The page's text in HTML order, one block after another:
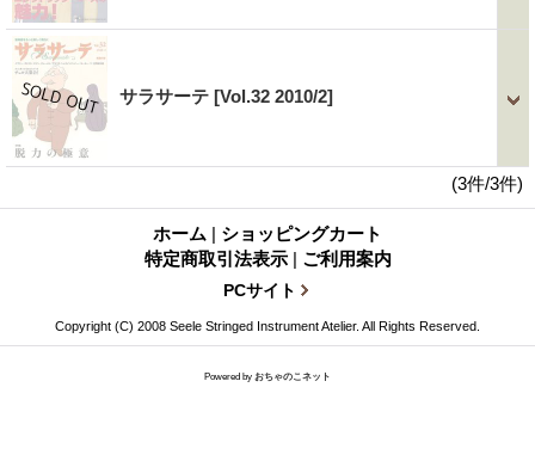
サラサーテ [Vol.32 2010/2]
(3件/3件)
ホーム | ショッピングカート
特定商取引法表示 | ご利用案内
PCサイト
Copyright (C) 2008 Seele Stringed Instrument Atelier. All Rights Reserved.
Powered by おちゃのこネット